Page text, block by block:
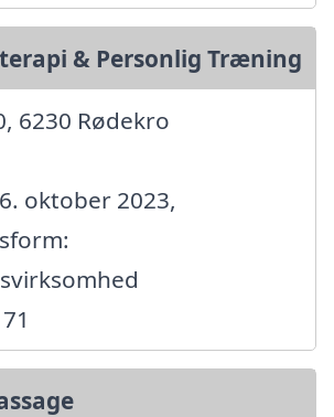
& Personlig Træning
6230 Rødekro
oktober 2023,